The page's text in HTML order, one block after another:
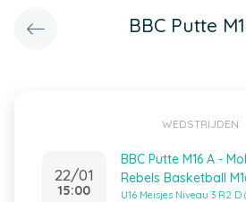
BBC Putte
WEDSTRIJDEN
22/01
15:00
BBC Putte M16 A -
Rebels Basketball
U16 Meisjes Niveau 3 R2